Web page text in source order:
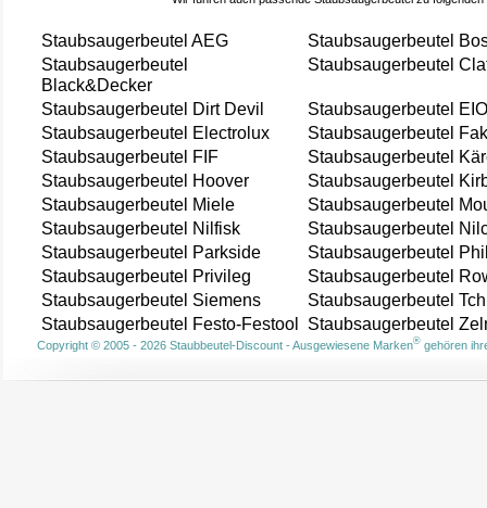
Staubsaugerbeutel AEG
Staubsaugerbeutel
Staubsaugerbeutel
Black&Decker
Staubsaugerbeutel
Staubsaugerbeutel Dirt Devil
Staubsaugerbeutel
Staubsaugerbeutel Electrolux
Staubsaugerbeutel
Staubsaugerbeutel FIF
Staubsaugerbeutel
Staubsaugerbeutel Hoover
Staubsaugerbeutel
Staubsaugerbeutel Miele
Staubsaugerbeutel
Staubsaugerbeutel Nilfisk
Staubsaugerbeutel
Staubsaugerbeutel Parkside
Staubsaugerbeutel
Staubsaugerbeutel Privileg
Staubsaugerbeutel
Staubsaugerbeutel Siemens
Staubsaugerbeutel
Staubsaugerbeutel Festo-Festool
Staubsaugerbeutel
Copyright © 2005 - 2026 Staubbeutel-Discount - Ausgewiesene Marken®gehören